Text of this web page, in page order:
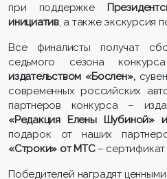
при поддержке
инициатив, а также экскурсия
Все финалисты получат
седьмого сезона
издательством «Бослен»,
современных российских
партнеров конкурса –
«Редакция Елены Шубиной»
подарок от наших
«Строки» от МТС– сертификат
Победителей наградят